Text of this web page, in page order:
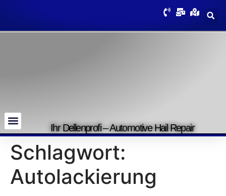
Ihr Dellenprofi – Automotive Hail Repair
Schlagwort:
Autolackierung